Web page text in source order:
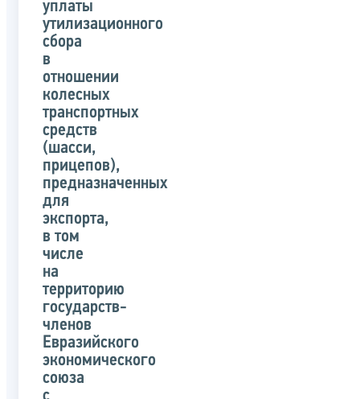
письма
уплаты
утилизационного
сбора
в
отношении
колесных
транспортных
средств
(шасси,
прицепов),
предназначенных
для
экспорта,
в том
числе
на
территорию
государств-
членов
Евразийского
экономического
союза